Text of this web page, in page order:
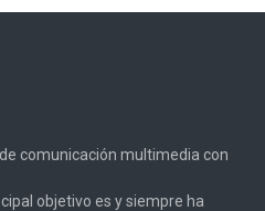
comunicación multimedia con
objetivo es y siempre ha